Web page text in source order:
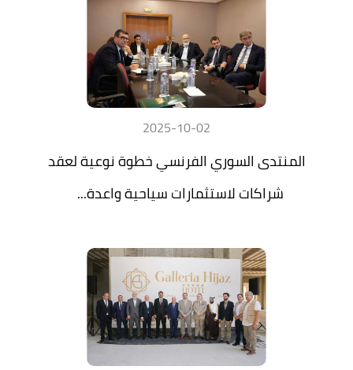
2025-10-02
المنتدى السوري الفرنسي خطوة نوعية لعقد
شراكات لاستثمارات سياحية واعدة...